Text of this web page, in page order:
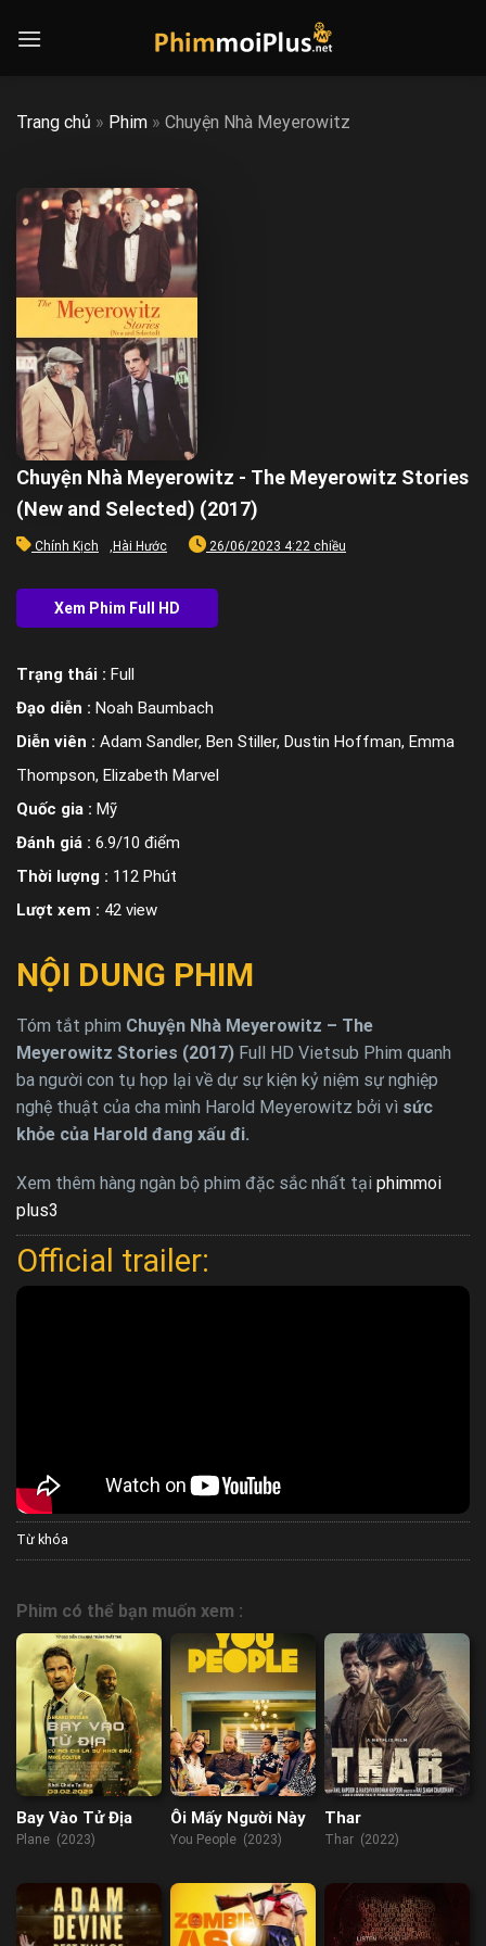
Trang chủ » Phim » Chuyện Nhà Meyerowitz
Chuyện Nhà Meyerowitz - The Meyerowitz Stories
(New and Selected) (2017)
Chính Kịch , Hài Hước 26/06/2023 4:22 chiều
Trạng thái : Full
Đạo diễn : Noah Baumbach
Diễn viên : Adam Sandler, Ben Stiller, Dustin Hoffman, Emma
Thompson, Elizabeth Marvel
Quốc gia : Mỹ
Đánh giá : 6.9/10 điểm
Thời lượng : 112 Phút
Lượt xem : 42 view
NỘI DUNG PHIM
Tóm tắt phim Chuyện Nhà Meyerowitz – The
Meyerowitz Stories (2017) Full HD Vietsub Phim quanh
ba người con tụ họp lại về dự sự kiện kỷ niệm sự nghiệp
nghệ thuật của cha mình Harold Meyerowitz bởi vì sức
khỏe của Harold đang xấu đi.
Xem thêm hàng ngàn bộ phim đặc sắc nhất tại phimmoi
plus3
Official trailer:
Từ khóa
Phim có thể bạn muốn xem :
Bay Vào Tử Địa
Plane (2023)
Ôi Mấy Người Này
You People (2023)
Thar
Thar (2022)